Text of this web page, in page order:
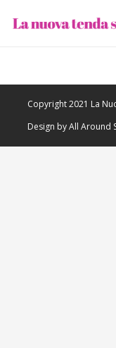
Copyright 2021 La
Design by All Around